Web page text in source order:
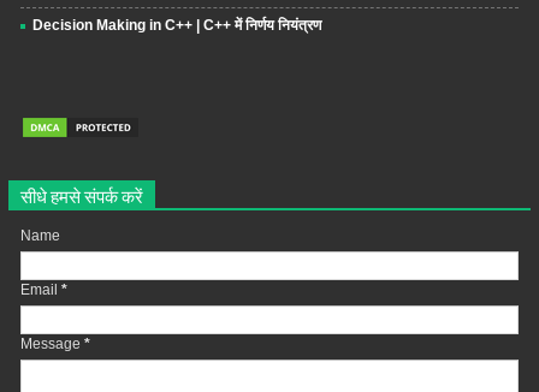
Decision Making in C++ | C++ में निर्णय नियंत्रण
सीधे हमसे संपर्क करें
Name
Email *
Message *